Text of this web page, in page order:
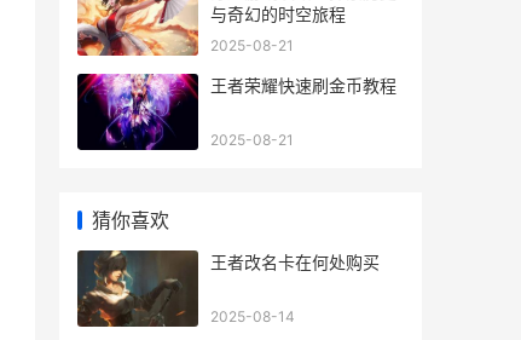
与奇幻的时空旅程
2025-08-21
王者荣耀快速刷金币教程
2025-08-21
猜你喜欢
王者改名卡在何处购买
2025-08-14